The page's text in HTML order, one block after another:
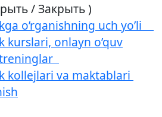
/ Закрыть )
o’rganishning uch yo’li
kurslari, onlayn o’quv
kollejlari va maktablari